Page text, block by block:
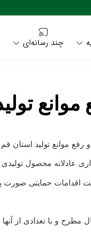
چند رسانه‌ای
موانع تولید استان قم
عادلانه محصول تولیدی
اقدامات حمایتی صورت